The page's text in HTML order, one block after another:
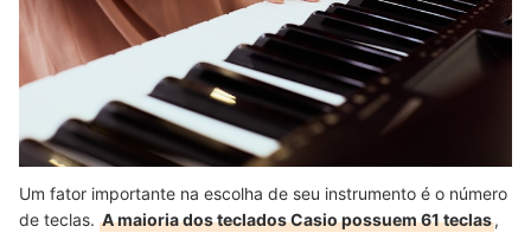
Um fator importante na escolha de seu instrumento é o número
de teclas. A maioria dos teclados Casio possuem 61 teclas,